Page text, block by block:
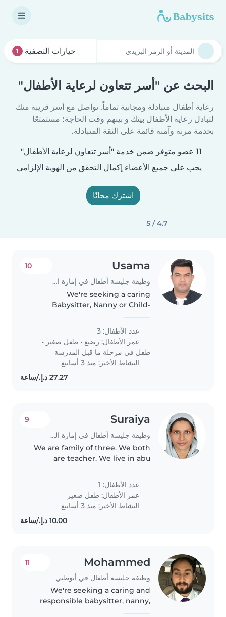
خيارات التصفية 1
البحث عن "أسر تتعاون لرعاية الأطفال"
رعاية أطفال متبادلة ومجانية تماماً. تواصل مع أسر قريبة منك
لتبادل رعاية الأطفال بينك و بينهم وقت الحاجة؛ مستمتعًا
بخدمة مرنة وآمنة قائمة على الثقة المتبادلة.
11 عضو متوفر ضمن خدمة "أسر تتعاون لرعاية الأطفال"
يجب على جميع الأعضاء إكمال التحقق من الهوية الإلزامي
اشترك مجانًا
4.7 / 5
Usama
وظيفة جليسة أطفال في إمارة الشارقة
10
We're seeking a caring
Babysitter, Nanny or Child-
energetic, curious, and sporty
children a baby, toddler, and
preschooler at your place.
Comfortable..
عدد الأطفال: 3
عمر الأطفال: رضيع • طفل صغير •
طفل في مرحلة ما قبل المدرسة
النشاط الأخير: منذ 3 أسابيع
Suraiya
وظيفة جليسة أطفال في إمارة الشارقة
9
We are family of three. We both
are teacher. We live in abu
عدد الأطفال: 1
عمر الأطفال: طفل صغير
النشاط الأخير: منذ 3 أسابيع
Mohammed
وظيفة جليسة أطفال في أبوظبي
11
We're seeking a caring and
responsible babysitter, nanny,